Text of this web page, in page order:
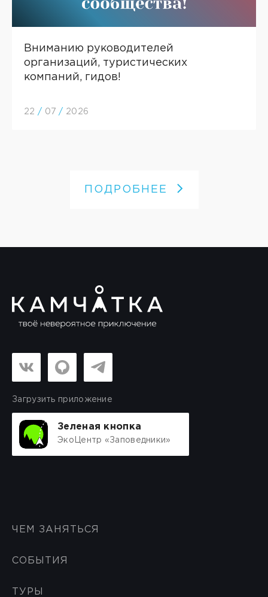
Вниманию руководителей
организаций, туристических
компаний, гидов!
22 / 07 / 2026
ПОДРОБНЕЕ
Загрузить приложение
Зеленая кнопка
ЭкоЦентр «Заповедники»
ЧЕМ ЗАНЯТЬСЯ
СОБЫТИЯ
ТУРЫ